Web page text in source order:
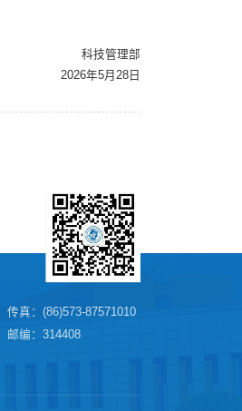
科技管理部
2026年5月28日
传真：(86)573-87571010
邮编：314408